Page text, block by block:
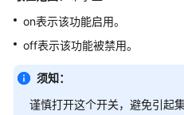
发
指
（集
on表示该功能启用。
off表示该功能被禁用。
须知：
谨慎打开这个开关，避免引起